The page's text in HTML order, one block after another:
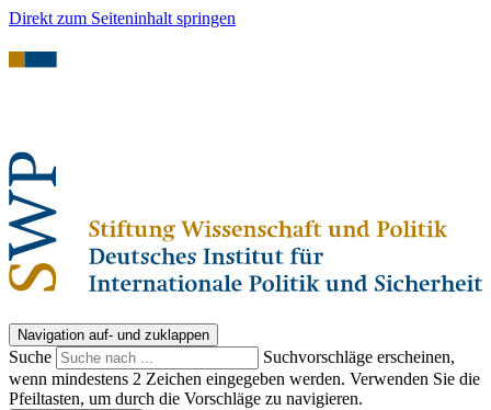
Direkt zum Seiteninhalt springen
Navigation auf- und zuklappen
Suche
Suchvorschläge erscheinen,
wenn mindestens 2 Zeichen eingegeben werden. Verwenden Sie die
Pfeiltasten, um durch die Vorschläge zu navigieren.